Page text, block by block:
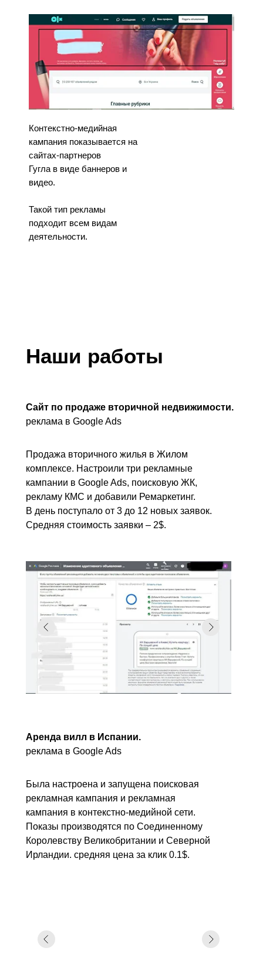
Контекстно-медийная
кампания показывается на
сайтах-партнеров
Гугла в виде баннеров и
видео.
Такой тип рекламы
подходит всем видам
деятельности.
Наши работы
Сайт по продаже вторичной недвижимости.
реклама в Google Ads
Продажа вторичного жилья в Жилом
комплексе. Настроили три рекламные
кампании в Google Ads, поисковую ЖК,
рекламу КМС и добавили Ремаркетинг.
В день поступало от 3 до 12 новых заявок.
Средняя стоимость заявки – 2$.
Аренда вилл в Испании.
реклама в Google Ads
Была настроена и запущена поисковая
рекламная кампания и рекламная
кампания в контекстно-медийной сети.
Показы производятся по Соединенному
Королевству Великобритании и Северной
Ирландии. средняя цена за клик 0.1$.